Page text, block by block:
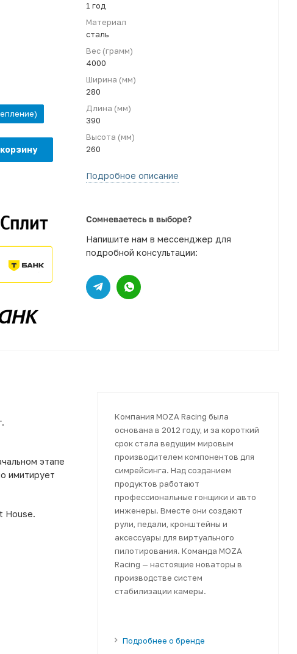
1 год
Материал
сталь
Вес (грамм)
4000
Ширина (мм)
280
Длина (мм)
390
Высота (мм)
260
Подробное описание
Сомневаетесь в выборе?
Напишите нам в мессенджер для
подробной консультации:
этапе
имитирует
House.
Компания MOZA Racing была
основана в 2012 году, и за короткий
срок стала ведущим мировым
производителем компонентов для
симрейсинга. Над созданием
продуктов работают
профессиональные гонщики и авто
инженеры. Вместе они создают
рули, педали, кронштейны и
аксессуары для виртуального
пилотирования. Команда MOZA
Racing — настоящие новаторы в
производстве систем
стабилизации камеры.
Подробнее о бренде